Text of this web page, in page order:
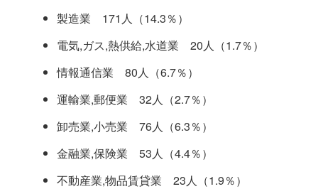
製造業 171人（14.3％）
電気,ガス,熱供給,水道業 20人（1.7％）
情報通信業 80人（6.7％）
運輸業,郵便業 32人（2.7％）
卸売業,小売業 76人（6.3％）
金融業,保険業 53人（4.4％）
不動産業,物品賃貸業 23人（1.9％）